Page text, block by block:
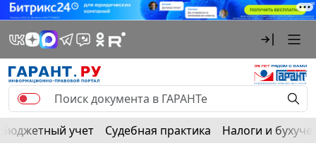
Бюджетный учет Судебная практика Налоги и